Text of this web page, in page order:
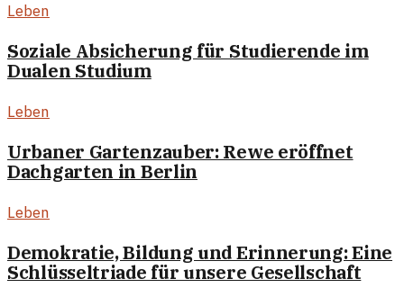
Leben
Soziale Absicherung für Studierende im
Dualen Studium
Leben
Urbaner Gartenzauber: Rewe eröffnet
Dachgarten in Berlin
Leben
Demokratie, Bildung und Erinnerung: Eine
Schlüsseltriade für unsere Gesellschaft